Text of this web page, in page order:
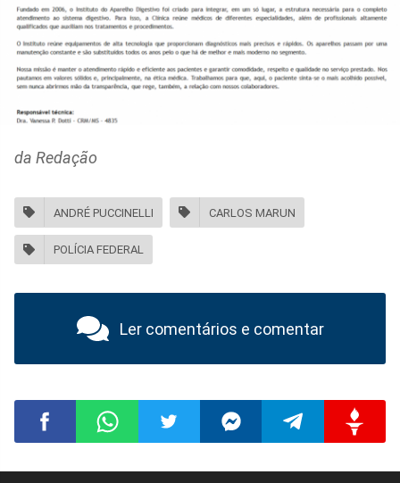
da Redação
ANDRÉ PUCCINELLI CARLOS MARUN
POLÍCIA FEDERAL
Ler comentários e comentar